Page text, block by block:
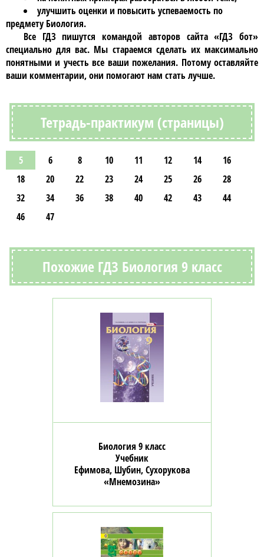
улучшить оценки и повысить успеваемость по
предмету Биология.
Все ГДЗ пишутся командой авторов сайта «ГДЗ бот»
специально для вас. Мы стараемся сделать их максимально
понятными и учесть все ваши пожелания. Потому оставляйте
ваши комментарии, они помогают нам стать лучше.
Тетрадь-практикум (страницы)
5 6 8 10 11 12 14
16
18
20 22 23 24 25 26
28
32
34 36 38 40 42 43
44
46
47
Похожие ГДЗ Биология 9 класс
Биология 9 класс
Учебник
Ефимова, Шубин, Сухорукова
«Мнемозина»